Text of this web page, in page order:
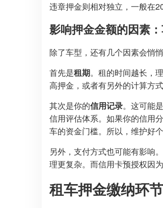
违章押金则相对独立，一般在
影响押金金额的因素
除了车型，还有几个因素会悄
首先是租期。租的时间越长，
高押金，或者有另外的计算方式
其次是你的信用记录。这可能
信用评估体系。如果你的信用
车的资金门槛。所以，维护好
另外，支付方式也可能有影响
理更复杂。而信用卡预授权因
租车押金缴纳环